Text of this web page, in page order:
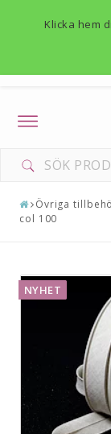
Klicka hem
Toggle
navigation
Övriga
col 100
NYHET